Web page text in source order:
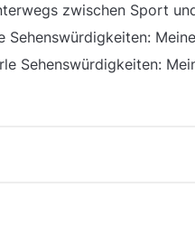
zwischen Sport
Sehenswürdigkeiten:
Sehenswürdigkeiten: